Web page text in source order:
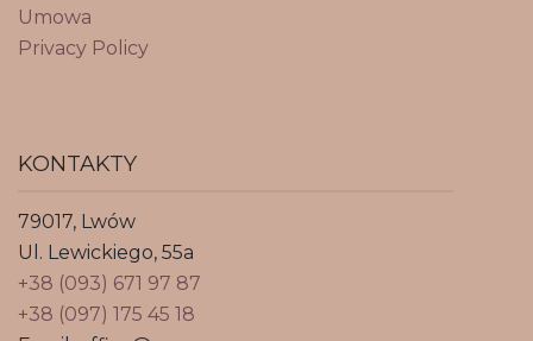
Umowa
Privacy Policy
KONTAKTY
79017, Lwów
Ul. Lewickiego, 55a
+38 (093) 671 97 87
+38 (097) 175 45 18